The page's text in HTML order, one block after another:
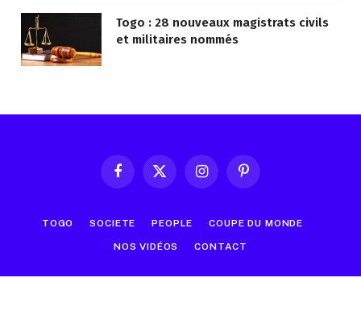
Togo : 28 nouveaux magistrats civils
et militaires nommés
FacebookX
InstagramPinterest
TOGO SOCIETE PEOPLE COUPE DU MONDE
NOS VIDÉOS CONTACT